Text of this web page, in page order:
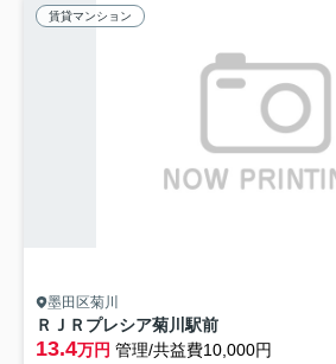
賃貸マンション
墨田区菊川
ＲＪＲプレシア菊川駅前
13.4万円 管理/共益費10,000円